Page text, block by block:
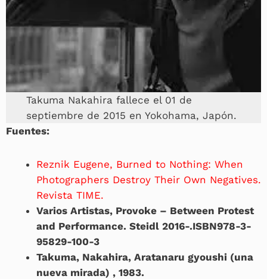
Takuma Nakahira fallece el 01 de
septiembre de 2015 en Yokohama, Japón.
Fuentes:
Reznik Eugene, Burned to Nothing: When
Photographers Destroy Their Own Negatives.
Revista TIME.
Varios Artistas, Provoke – Between Protest
and Performance. Steidl 2016-.ISBN978-3-
95829-100-3
Takuma, Nakahira, Aratanaru gyoushi (una
nueva mirada) , 1983.